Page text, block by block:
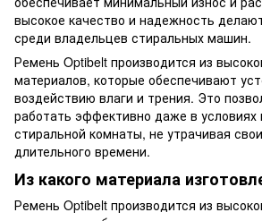
высокое качество и надежность
среди владельцев стиральных машин.
Ремень Optibelt производится из
материалов, которые обеспечивают
воздействию влаги и трения. Это
работать эффективно даже в
стиральной комнаты, не утрачивая
длительного времени.
Из какого материала
Ремень Optibelt производится из